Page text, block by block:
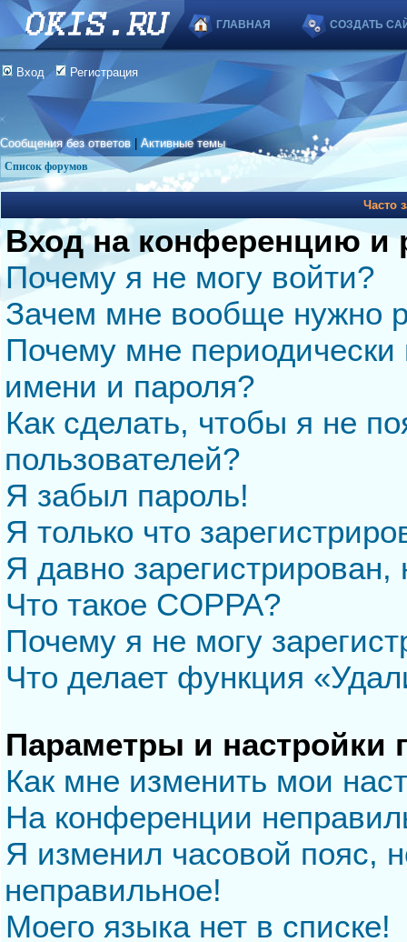
ГЛАВНАЯ СОЗДАТЬ
Вход Регистрация
Сообщения без ответов |Активные темы
Список форумов
Часто
Вход на конференцию и
Почему я не могу войти?
Зачем мне вообще нужно
Почему мне периодически
имени и пароля?
Как сделать, чтобы я не
пользователей?
Я забыл пароль!
Я только что
Я давно
Что такое COPPA?
Почему я не могу
Что делает функция
Параметры и настройки
Как мне изменить мои
На конференции
Я изменил часовой пояс,
неправильное!
Моего языка нет в списке!